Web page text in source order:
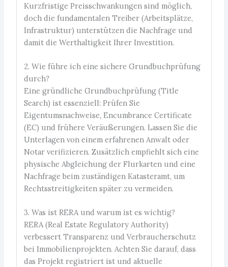
Kurzfristige Preisschwankungen sind möglich,
doch die fundamentalen Treiber (Arbeitsplätze,
Infrastruktur) unterstützen die Nachfrage und
damit die Werthaltigkeit Ihrer Investition.
2. Wie führe ich eine sichere Grundbuchprüfung
durch?
Eine gründliche Grundbuchprüfung (Title
Search) ist essenziell: Prüfen Sie
Eigentumsnachweise, Encumbrance Certificate
(EC) und frühere Veräußerungen. Lassen Sie die
Unterlagen von einem erfahrenen Anwalt oder
Notar verifizieren. Zusätzlich empfiehlt sich eine
physische Abgleichung der Flurkarten und eine
Nachfrage beim zuständigen Katasteramt, um
Rechtsstreitigkeiten später zu vermeiden.
3. Was ist RERA und warum ist es wichtig?
RERA (Real Estate Regulatory Authority)
verbessert Transparenz und Verbraucherschutz
bei Immobilienprojekten. Achten Sie darauf, dass
das Projekt registriert ist und aktuelle